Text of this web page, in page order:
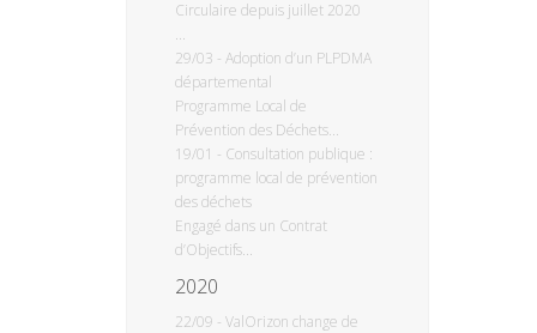
Circulaire depuis juillet 2020
...
29/03 - Adoption d’un PLPDMA
départemental
Programme Local de
Prévention des Déchets...
19/01 - Consultation publique :
programme local de prévention
des déchets
Engagé dans un Contrat
d’Objectifs...
2020
22/09 - ValOrizon change de